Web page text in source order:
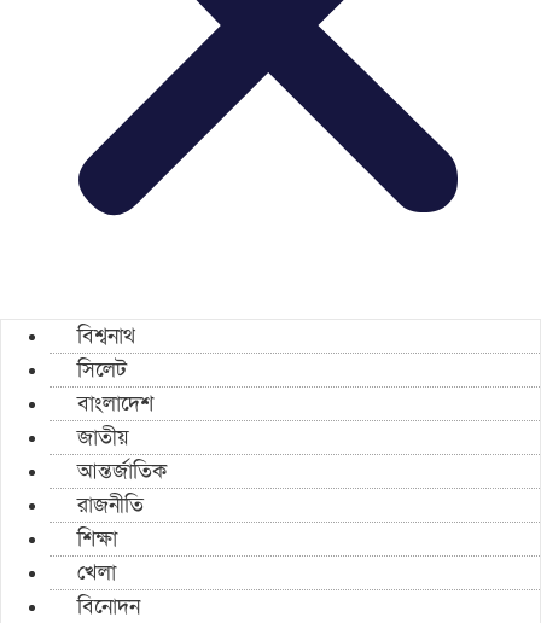
বিশ্বনাথ
সিলেট
বাংলাদেশ
জাতীয়
আন্তর্জাতিক
রাজনীতি
শিক্ষা
খেলা
বিনোদন